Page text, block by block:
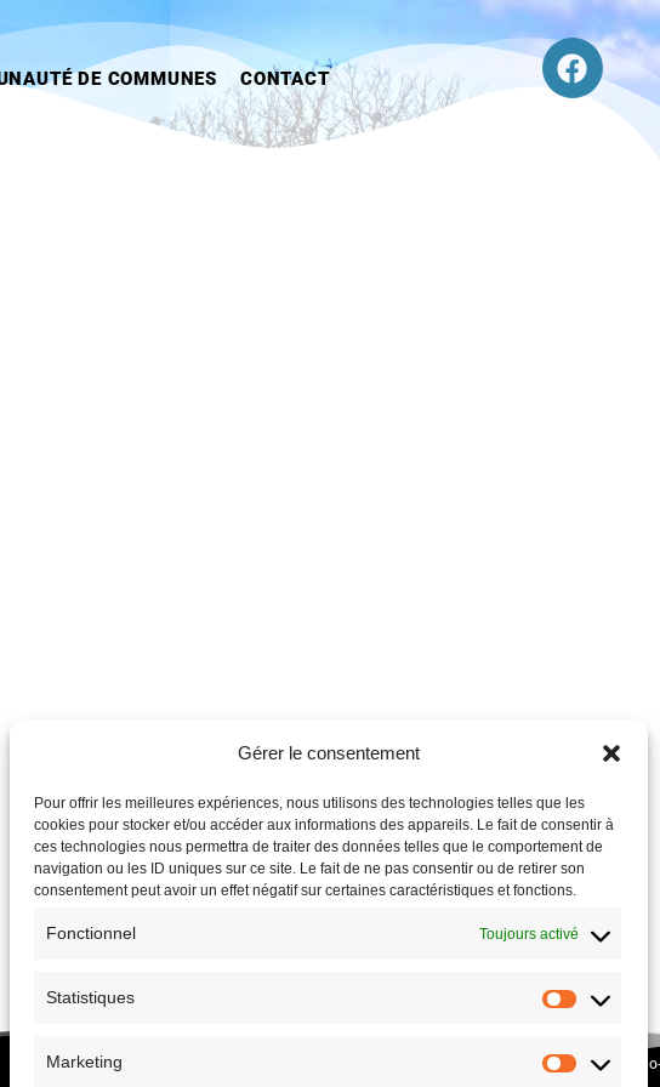
Gérer le consentement
Pour offrir les meilleures expériences, nous utilisons des technologies telles que les
cookies pour stocker et/ou accéder aux informations des appareils. Le fait de consentir à
ces technologies nous permettra de traiter des données telles que le comportement de
navigation ou les ID uniques sur ce site. Le fait de ne pas consentir ou de retirer son
consentement peut avoir un effet négatif sur certaines caractéristiques et fonctions.
Fonctionnel Toujours activé
Statistiques
Marketing
DE COMMUNES CONTACT
ASSOCIATION CULTURE